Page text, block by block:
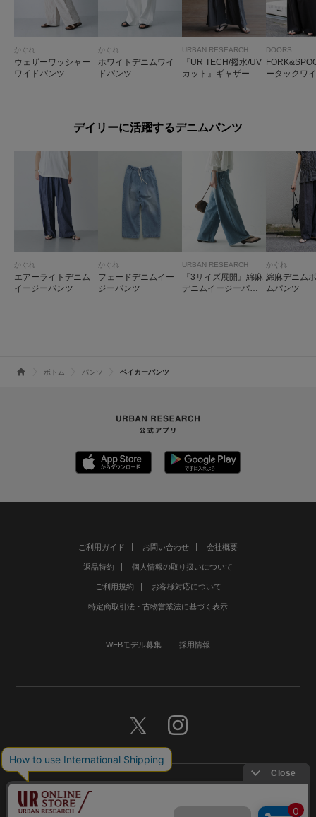
かぐれ
ウェザーワッシャー
ワイドパンツ
かぐれ
ホワイトデニムワイ
ドパンツ
URBAN RESEARCH
『UR TECH/撥水/UV
カット』ギャザーワ
DOORS
ータックワ
デイリーに活躍するデニムパンツ
かぐれ
エアーライトデニム
イージーパンツ
かぐれ
フェードデニムイー
ジーパンツ
URBAN RESEARCH
『3サイズ展開』綿麻
デニムイージーパン
かぐれ
綿麻デニム
ムパンツ
ボトム パンツ ベイカーパンツ
ご利用ガイド お問い合わせ 会社概要
返品特約 個人情報の取り扱いについて
ご利用規約 お客様対応について
特定商取引法・古物営業法に基づく表示
WEBモデル募集 採用情報